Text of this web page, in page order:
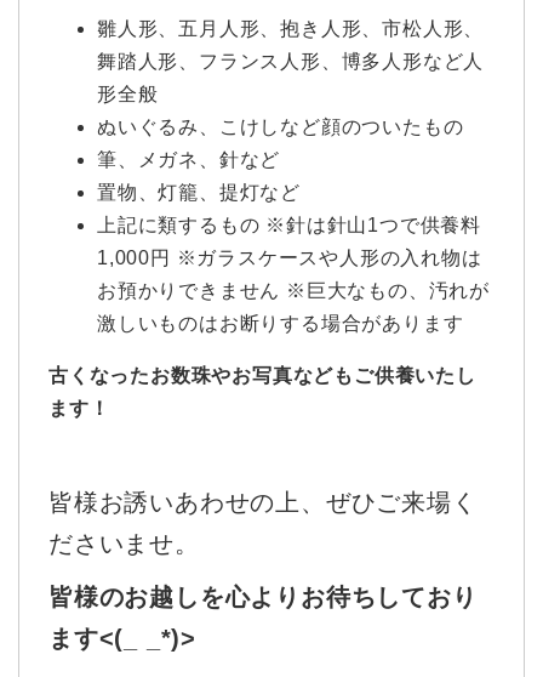
雛人形、五月人形、抱き人形、市松人形、
舞踏人形、フランス人形、博多人形など人
形全般
ぬいぐるみ、こけしなど顔のついたもの
筆、メガネ、針など
置物、灯籠、提灯など
上記に類するもの ※針は針山1つで供養料
1,000円 ※ガラスケースや人形の入れ物は
お預かりできません ※巨大なもの、汚れが
激しいものはお断りする場合があります
古くなったお数珠やお写真などもご供養いたし
ます！
皆様お誘いあわせの上、ぜひご来場く
ださいませ。
皆様のお越しを心よりお待ちしており
ます<(_ _*)>